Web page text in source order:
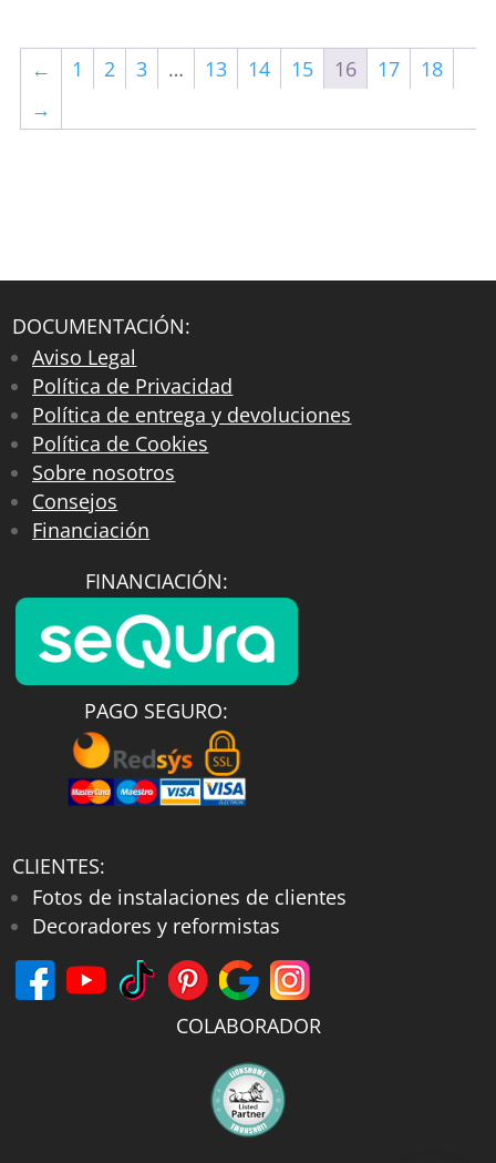
← 1 2 3 … 13 14 15 16 17
18
→
DOCUMENTACIÓN:
Aviso Legal
Política de Privacidad
Política de entrega y devoluciones
Política de Cookies
Sobre nosotros
Consejos
Financiación
FINANCIACIÓN:
PAGO SEGURO:
CLIENTES:
Fotos de instalaciones de clientes
Decoradores y reformistas
COLABORADOR